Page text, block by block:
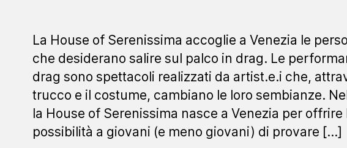
La House of Serenissima accoglie a Venezia le
che desiderano salire sul palco in drag. Le
drag sono spettacoli realizzati da artist.e.i che,
trucco e il costume, cambiano le loro sembianze.
la House of Serenissima nasce a Venezia per offrire
possibilità a giovani (e meno giovani) di provare […]